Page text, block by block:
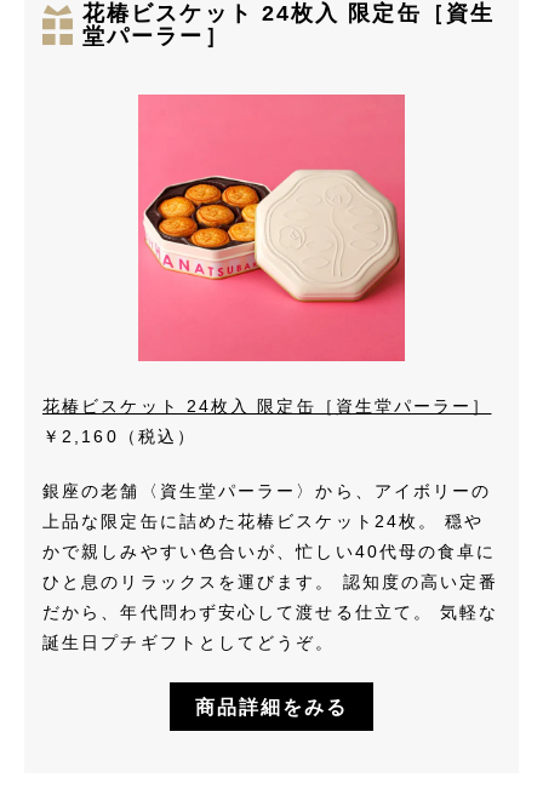
花椿ビスケット 24枚入 限定缶［資生
堂パーラー］
花椿ビスケット 24枚入 限定缶［資生堂パーラー］
￥2,160（税込）
銀座の老舗〈資生堂パーラー〉から、アイボリーの
上品な限定缶に詰めた花椿ビスケット24枚。 穏や
かで親しみやすい色合いが、忙しい40代母の食卓に
ひと息のリラックスを運びます。 認知度の高い定番
だから、年代問わず安心して渡せる仕立て。 気軽な
誕生日プチギフトとしてどうぞ。
商品詳細をみる